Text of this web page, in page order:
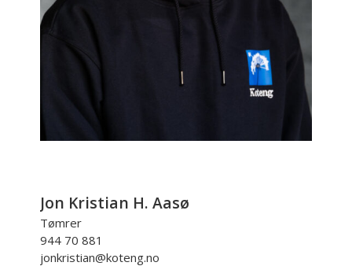
Jon Kristian H. Aasø
Tømrer
944 70 881
jonkristian@koteng.no